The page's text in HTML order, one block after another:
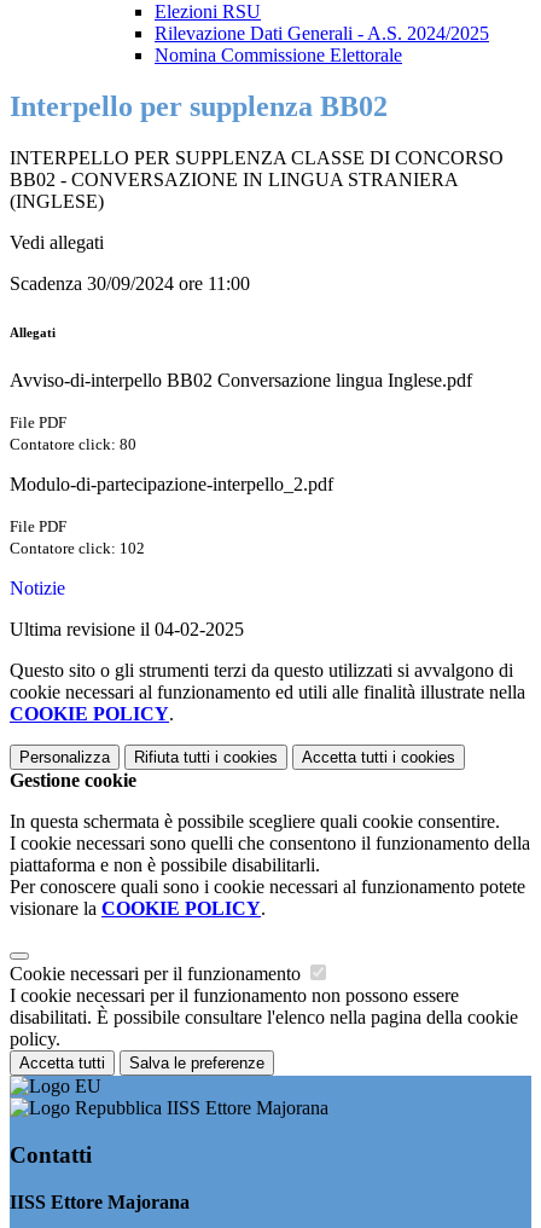
Elezioni RSU
Rilevazione Dati Generali - A.S. 2024/2025
Nomina Commissione Elettorale
Interpello per supplenza BB02
INTERPELLO PER SUPPLENZA CLASSE DI CONCORSO
BB02 - CONVERSAZIONE IN LINGUA STRANIERA
(INGLESE)
Vedi allegati
Scadenza 30/09/2024 ore 11:00
Allegati
Avviso-di-interpello BB02 Conversazione lingua Inglese.pdf
File PDF
Contatore click: 80
Modulo-di-partecipazione-interpello_2.pdf
File PDF
Contatore click: 102
Notizie
Ultima revisione il 04-02-2025
Questo sito o gli strumenti terzi da questo utilizzati si avvalgono di
cookie necessari al funzionamento ed utili alle finalità illustrate nella
COOKIE POLICY.
Personalizza Rifiuta tutti i cookies Accetta tutti i cookies
Gestione cookie
In questa schermata è possibile scegliere quali cookie consentire.
I cookie necessari sono quelli che consentono il funzionamento della
piattaforma e non è possibile disabilitarli.
Per conoscere quali sono i cookie necessari al funzionamento potete
visionare la COOKIE POLICY.
Cookie necessari per il funzionamento
I cookie necessari per il funzionamento non possono essere
disabilitati. È possibile consultare l'elenco nella pagina della cookie
policy.
Accetta tutti Salva le preferenze
IISS Ettore Majorana
Contatti
IISS Ettore Majorana